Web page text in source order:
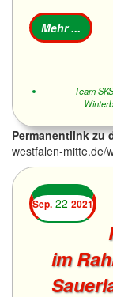
Team
Permanentlink zu
westfalen-mitte.de/
Sep. 22 2021
im